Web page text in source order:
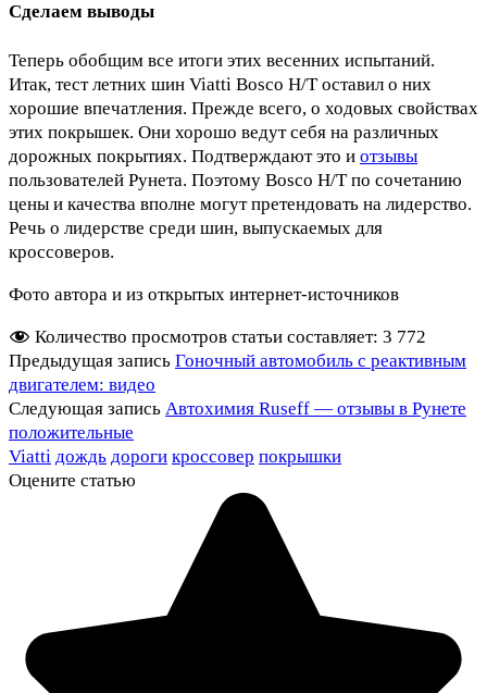
Сделаем выводы
Теперь обобщим все итоги этих весенних испытаний.
Итак, тест летних шин Viatti Bosco H/T оставил о них
хорошие впечатления. Прежде всего, о ходовых свойствах
этих покрышек. Они хорошо ведут себя на различных
дорожных покрытиях. Подтверждают это и отзывы
пользователей Рунета. Поэтому Bosco H/T по сочетанию
цены и качества вполне могут претендовать на лидерство.
Речь о лидерстве среди шин, выпускаемых для
кроссоверов.
Фото автора и из открытых интернет-источников
Количество просмотров статьи составляет: 3 772
Предыдущая запись Гоночный автомобиль с реактивным
двигателем: видео
Следующая запись Автохимия Ruseff — отзывы в Рунете
положительные
Viatti дождь дороги кроссовер покрышки
Оцените статью